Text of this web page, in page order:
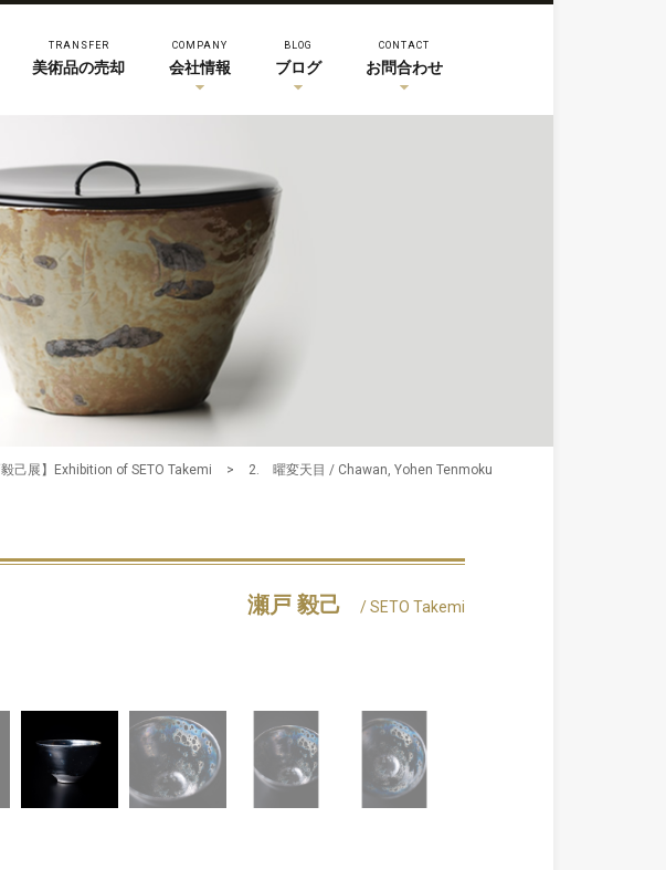
TRANSFER
美術品の売却
COMPANY
会社情報
BLOG
ブログ
CONTACT
お問合わせ
己展】Exhibition of SETO Takemi > 2. 曜変天目 / Chawan, Yohen Tenmoku
瀬戸 毅己 / SETO Takemi